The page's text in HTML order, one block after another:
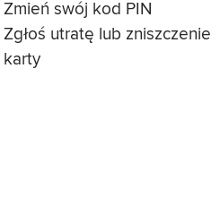
Zmień swój kod PIN
Zgłoś utratę lub zniszczenie
karty